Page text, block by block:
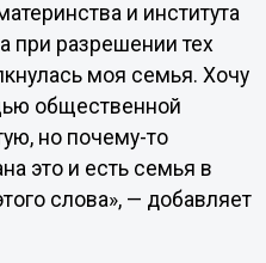
и института
при разрешении тех
моя семья. Хочу
общественной
но почему-то
это и есть семья в
слова», — добавляет